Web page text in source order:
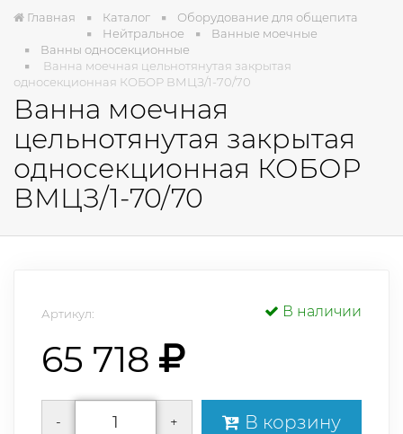
Главная Каталог
Оборудование для общепита
Нейтральное
Ванные моечные
Ванны односекционные
Ванна моечная цельнотянутая закрытая
односекционная КОБОР ВМЦЗ/1-70/70
Ванна моечная
цельнотянутая закрытая
односекционная КОБОР
ВМЦЗ/1-70/70
Артикул: В наличии
65 718
- + В корзину